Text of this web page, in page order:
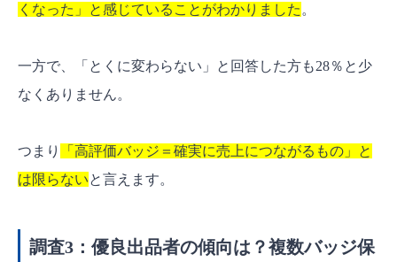
くなった」と感じていることがわかりました 。
一方で、「とくに変わらない」と回答した方も28％と少
なくありません。
つまり
「高評価バッジ＝確実に売上につながるもの」と
は限らないと言えます。
調査3：優良出品者の傾向は？複数バッジ保